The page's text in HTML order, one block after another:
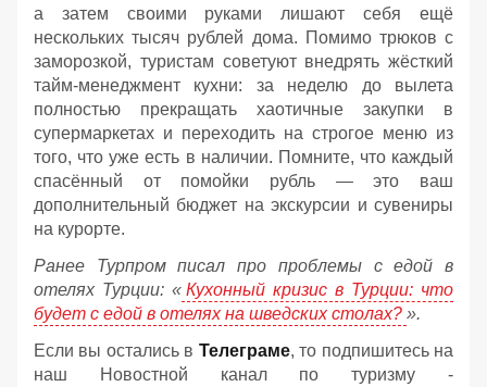
а затем своими руками лишают себя ещё
нескольких тысяч рублей дома. Помимо трюков с
заморозкой, туристам советуют внедрять жёсткий
тайм-менеджмент кухни: за неделю до вылета
полностью прекращать хаотичные закупки в
супермаркетах и переходить на строгое меню из
того, что уже есть в наличии. Помните, что каждый
спасённый от помойки рубль — это ваш
дополнительный бюджет на экскурсии и сувениры
на курорте.
Ранее Турпром писал про проблемы с едой в
отелях Турции: « Кухонный кризис в Турции: что
будет с едой в отелях на шведских столах? ».
Если вы остались в Телеграме, то подпишитесь на
наш Новостной канал по туризму -